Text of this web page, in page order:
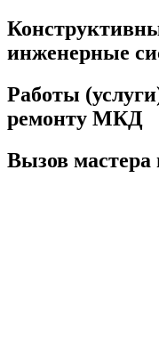
инженерные
Работы
ремонту МКД
Вызов